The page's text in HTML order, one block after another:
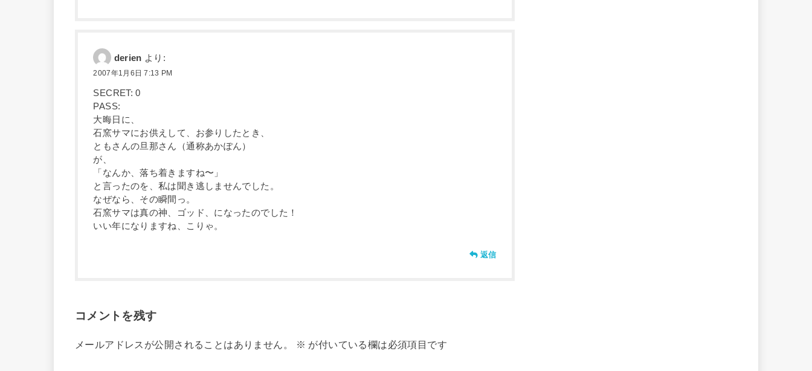
derien より:
2007年1月6日 7:13 PM
SECRET: 0
PASS:
大晦日に、
石窯サマにお供えして、お参りしたとき、
ともさんの旦那さん（通称あかぽん）
が、
「なんか、落ち着きますね〜」
と言ったのを、私は聞き逃しませんでした。
なぜなら、その瞬間っ。
石窯サマは真の神、ゴッド、になったのでした！
いい年になりますね、こりゃ。
返信
コメントを残す
メールアドレスが公開されることはありません。 ※ が付いている欄は必須項目です